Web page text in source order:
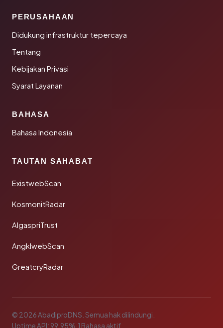
PERUSAHAAN
Didukung infrastruktur tepercaya
Tentang
Kebijakan Privasi
Syarat Layanan
BAHASA
Bahasa Indonesia
TAUTAN SAHABAT
ExistwebScan
KosmonitRadar
AlgaspriTrust
AngklwebScan
GreatcryRadar
© 2026 AbadiproDNS. Semua hak dilindungi.
Uptime API: 99.95%·1 Bahasa aktif